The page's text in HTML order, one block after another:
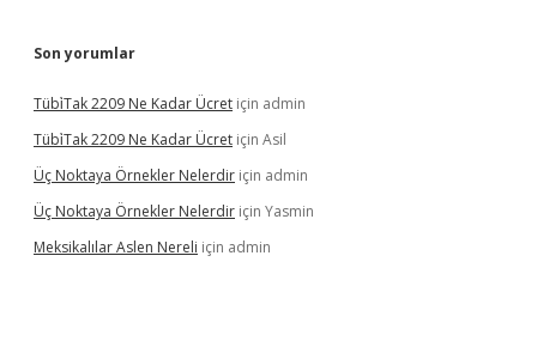
Son yorumlar
Tübi̇Tak 2209 Ne Kadar Ücret için admin
Tübi̇Tak 2209 Ne Kadar Ücret için Asil
Üç Noktaya Örnekler Nelerdir için admin
Üç Noktaya Örnekler Nelerdir için Yasmin
Meksikalılar Aslen Nereli için admin